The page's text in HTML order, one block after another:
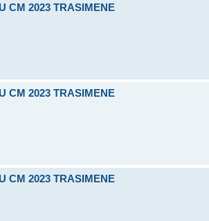
CM 2023 TRASIMENE
CM 2023 TRASIMENE
CM 2023 TRASIMENE